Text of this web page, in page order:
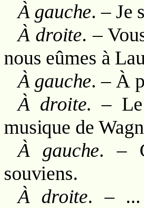
À gauche. – Je
À droite. –
nous eûmes à
À gauche. – À
À droite. – Le
musique de
À gauche. –
souviens.
À droite. – ...